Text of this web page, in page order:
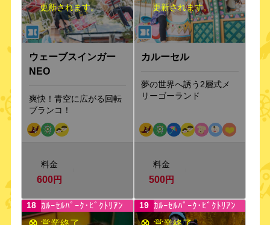
更新されます。
ウェーブスインガー
NEO
爽快！青空に広がる回転
ブランコ！
料金
600円
更新されます。
カルーセル
夢の世界へ誘う2層式メ
リーゴーランド
料金
500円
18 ｶﾙｰｾﾙﾊﾟｰｸ･ﾋﾞｸﾄﾘｱﾝ 19 ｶﾙｰｾﾙﾊﾟｰｸ･ﾋﾞｸﾄﾘｱﾝ